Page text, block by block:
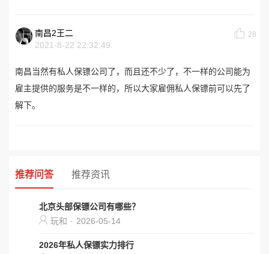
南昌2王二
2021-8-22 22:32:49
28
南昌当然有私人保镖公司了，而且还不少了，不一样的公司能为
雇主提供的服务是不一样的，所以大家雇佣私人保镖前可以先了
解下。
推荐问答 推荐资讯
北京头部保镖公司有哪些？
玩和 · 2026-05-14
2026年私人保镖实力排行